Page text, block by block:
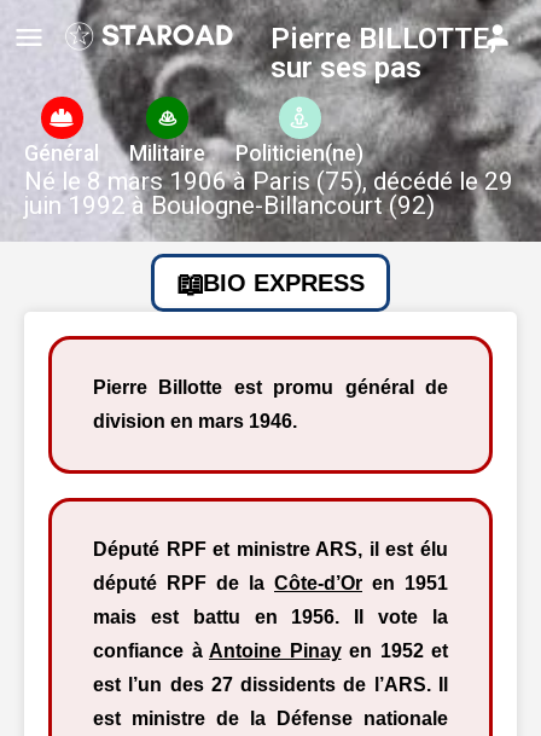
Pierre BILLOTTE,
sur ses pas
Général Militaire Politicien(ne)
Né le 8 mars 1906 à Paris (75), décédé le 29
juin 1992 à Boulogne-Billancourt (92)
BIO EXPRESS
Pierre Billotte est promu général de
division en mars 1946.
Député RPF et ministre ARS, il est élu
député RPF de la Côte-d’Or en 1951
mais est battu en 1956. Il vote la
confiance à Antoine Pinayen 1952 et
est l’un des 27 dissidents de l’ARS. Il
est ministre de la Défense nationale